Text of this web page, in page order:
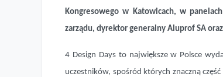
Kongresowego w Katowicach, w
zarządu, dyrektor generalny Aluprof SA
4 Design Days to największe w Polsce
uczestników, spośród których znaczną